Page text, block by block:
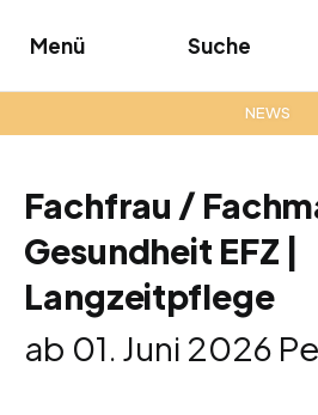
Menü Suche
NEWS
Fachfrau /
Gesundheit EFZ |
Langzeitpflege
ab 01. Juni 2026